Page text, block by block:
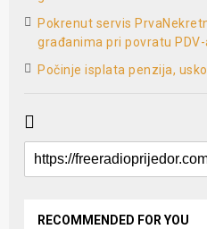
Pokrenut servis
građanima pri povratu
­Počinje isplata penzija,
RECOMMENDED FOR YOU